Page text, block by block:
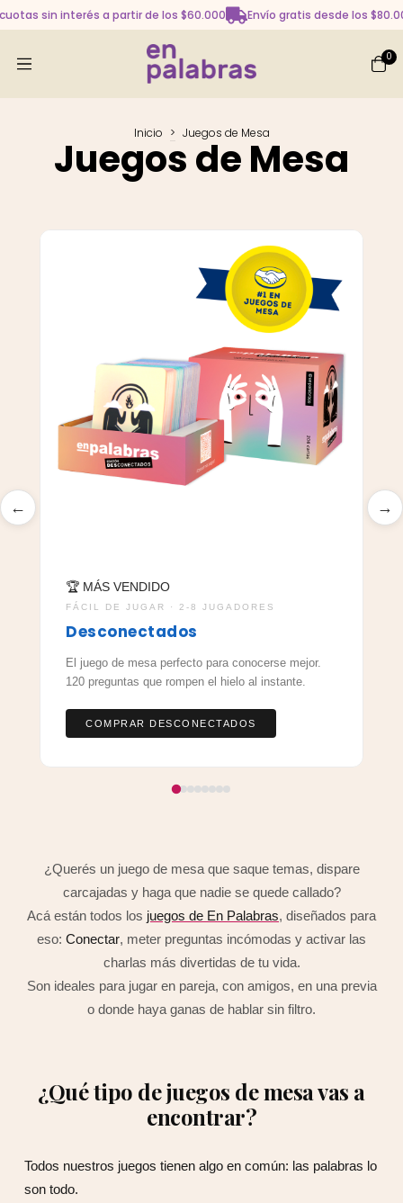
sin interés a partir de los $60.000 Envío gratis desde los
0
Inicio > Juegos de Mesa
Juegos de Mesa
← →
🏆 MÁS VENDIDO
FÁCIL DE JUGAR · 2-8 JUGADORES
Desconectados
El juego de mesa perfecto para conocerse mejor.
120 preguntas que rompen el hielo al instante.
COMPRAR DESCONECTADOS
¿Querés un juego de mesa que saque temas, dispare
carcajadas y haga que nadie se quede callado?
Acá están todos los juegos de En Palabras, diseñados para
eso: Conectar, meter preguntas incómodas y activar las
charlas más divertidas de tu vida.
Son ideales para jugar en pareja, con amigos, en una previa
o donde haya ganas de hablar sin filtro.
¿Qué tipo de juegos de mesa vas a
encontrar?
Todos nuestros juegos tienen algo en común: las palabras lo
son todo.